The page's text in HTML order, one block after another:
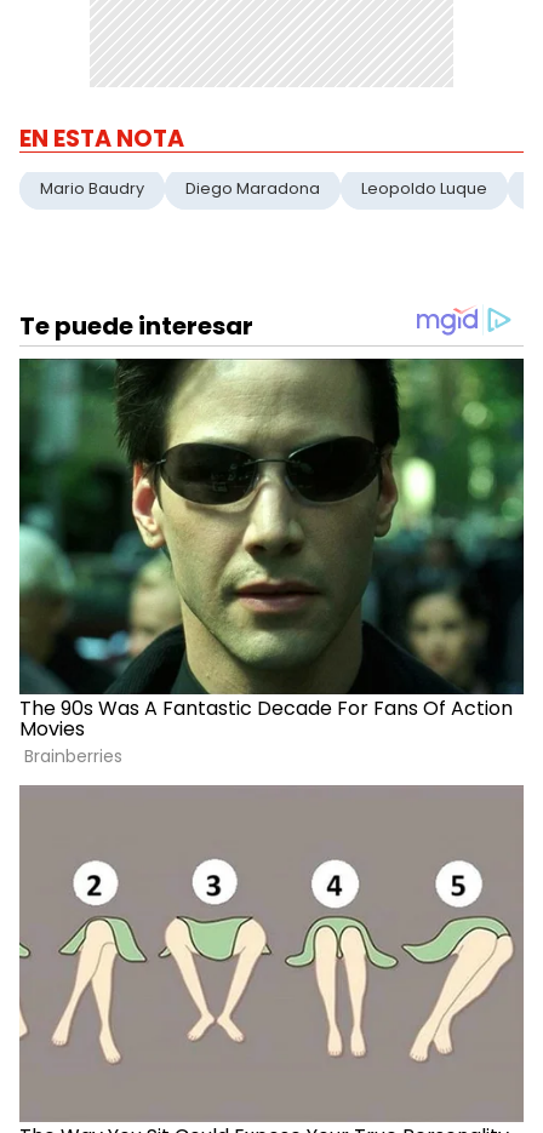
EN ESTA NOTA
Mario Baudry Diego Maradona Leopoldo Luque